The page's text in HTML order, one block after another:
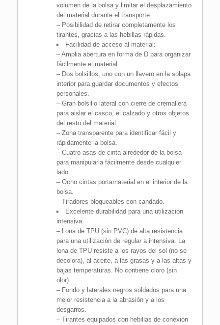
volumen de la bolsa y limitar el desplazamiento
del material durante el transporte.
– Posibilidad de retirar completamente los
tirantes, gracias a las hebillas rápidas.
Facilidad de acceso al material:
– Amplia abertura en forma de D para organizar
fácilmente el material.
– Dos bolsillos, uno con un llavero en la solapa
interior para guardar documentos y efectos
personales.
– Gran bolsillo lateral con cierre de cremallera
para aislar el casco, el calzado y otros objetos
del resto del material.
– Zona transparente para identificar fácil y
rápidamente la bolsa.
– Cuatro asas de cinta alrededor de la bolsa
para manipularla fácilmente desde cualquier
lado.
– Ocho cintas portamaterial en el interior de la
bolsa.
– Tiradores bloqueables con candado.
Excelente durabilidad para una utilización
intensiva:
– Lona de TPU (sin PVC) de alta resistencia
para una utilización de regular a intensiva. La
lona de TPU resiste a los rayos del sol (no se
decolora), al aceite, a las grasas y a las altas y
bajas temperaturas. No contiene cloro (sin
olor).
– Fondo y laterales negros soldados para una
mejor resistencia a la abrasión y a los
desgarros.
– Tirantes equipados con hebillas de conexión